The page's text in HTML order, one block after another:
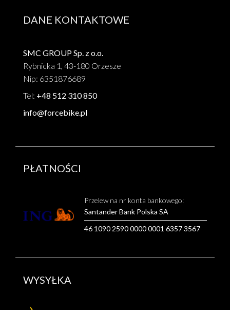
DANE KONTAKTOWE
SMC GROUP Sp. z o.o.
Rybnicka 1, 43-180 Orzesze
Nip: 6351876689
Tel: +48 512 310 850
info@forcebike.pl
PŁATNOŚCI
Przelew na nr konta bankowego:
Santander Bank Polska SA
46 1090 2590 0000 0001 6357 3567
WYSYŁKA